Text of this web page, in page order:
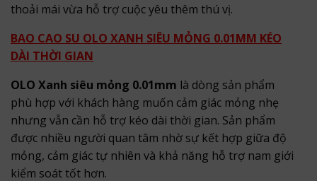
thoải mái vừa hỗ trợ cuộc yêu thêm thú vị.
BAO CAO SU OLO XANH SIÊU MỎNG 0.01MM KÉO
DÀI THỜI GIAN
OLO Xanh siêu mỏng 0.01mm là dòng sản phẩm
phù hợp với khách hàng muốn cảm giác mỏng nhẹ
nhưng vẫn cần hỗ trợ kéo dài thời gian. Sản phẩm
được nhiều người quan tâm nhờ sự kết hợp giữa độ
mỏng, cảm giác tự nhiên và khả năng hỗ trợ nam giới
kiểm soát tốt hơn.